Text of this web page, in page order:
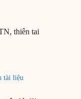
thiên tai
tài liệu